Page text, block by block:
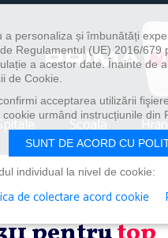
Școală
a personaliza și îmbunătăți
Regulamentul (UE) 2016/
a acestor date. Înainte de
de Cookie.
acceptarea utilizării
urmând instrucțiunile din
SUNT DE ACORD CU
individual la nivel de cookie:
de colectare acord cookie